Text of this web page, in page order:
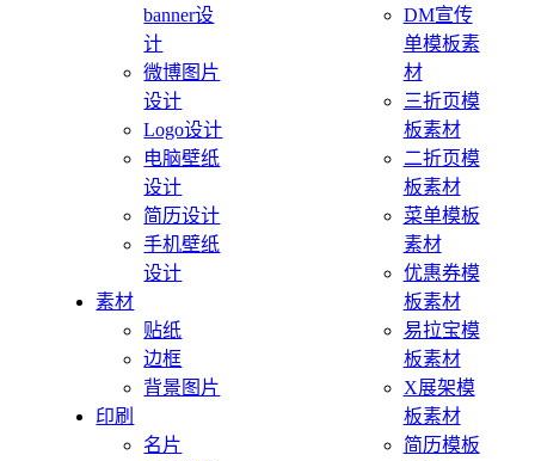
banner设
计
微博图片
设计
Logo设计
电脑壁纸
设计
简历设计
手机壁纸
设计
素材
贴纸
边框
背景图片
印刷
名片
DM宣传
单模板素
材
三折页模
板素材
二折页模
板素材
菜单模板
素材
优惠券模
板素材
易拉宝模
板素材
X展架模
板素材
简历模板